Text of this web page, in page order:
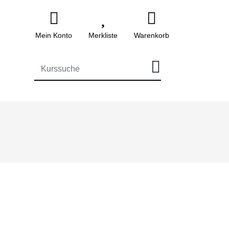
Mein Konto Merkliste Warenkorb